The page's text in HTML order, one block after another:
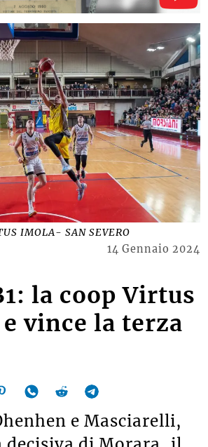
IMOLA- SAN SEVERO
14 Gennaio 2024
la coop Virtus
vince la terza
e Masciarelli,